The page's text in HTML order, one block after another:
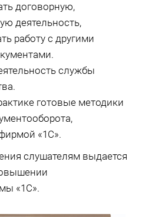
договорную,
деятельность,
работу с другими
службы
готовые методики
«1С».
слушателям выдается
«1С».